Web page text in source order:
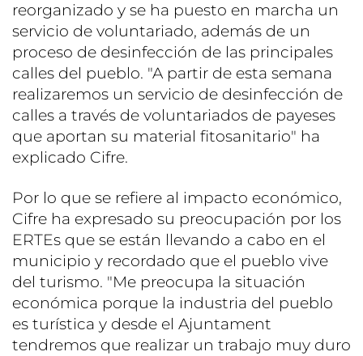
reorganizado y se ha puesto en marcha un
servicio de voluntariado, además de un
proceso de desinfección de las principales
calles del pueblo. "A partir de esta semana
realizaremos un servicio de desinfección de
calles a través de voluntariados de payeses
que aportan su material fitosanitario" ha
explicado Cifre.
Por lo que se refiere al impacto económico,
Cifre ha expresado su preocupación por los
ERTEs que se están llevando a cabo en el
municipio y recordado que el pueblo vive
del turismo. "Me preocupa la situación
económica porque la industria del pueblo
es turística y desde el Ajuntament
tendremos que realizar un trabajo muy duro